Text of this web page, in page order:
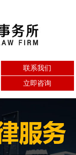
联系我们
立即咨询